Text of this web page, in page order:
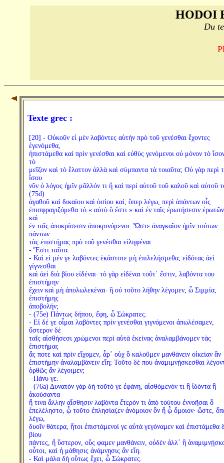
HODOI
Du
Texte grec :
[20] - Οὐκοῦν εἰ μὲν λαβόντες αὐτὴν πρὸ τοῦ γενέσθαι ἔχοντες
ἐγενόμεθα,
ἠπιστάμεθα καὶ πρὶν γενέσθαι καὶ εὐθὺς γενόμενοι οὐ μόνον τὸ
τὸ
μεῖζον καὶ τὸ ἔλαττον ἀλλὰ καὶ σύμπαντα τὰ τοιαῦτα; Οὐ γὰρ περὶ
ἴσου
νῦν ὁ λόγος ἡμῖν μᾶλλόν τι ἢ καὶ περὶ αὐτοῦ τοῦ καλοῦ καὶ αὐτοῦ
(75d)
ἀγαθοῦ καὶ δικαίου καὶ ὁσίου καί, ὅπερ λέγω, περὶ ἁπάντων οἷς
ἐπισφραγιζόμεθα τὸ « αὐτὸ ὃ ἔστι » καὶ ἐν ταῖς ἐρωτήσεσιν
καὶ
ἐν ταῖς ἀποκρίσεσιν ἀποκρινόμενοι. Ὥστε ἀναγκαῖον ἡμῖν τούτων
πάντων
τὰς ἐπιστήμας πρὸ τοῦ γενέσθαι εἰληφέναι.
- Ἔστι ταῦτα.
- Καὶ εἰ μέν γε λαβόντες ἑκάστοτε μὴ ἐπιλελήσμεθα, εἰδότας ἀεὶ
γίγνεσθαι
καὶ ἀεὶ διὰ βίου εἰδέναι· τὸ γὰρ εἰδέναι τοῦτ᾽ ἔστιν, λαβόντα του
ἐπιστήμην
ἔχειν καὶ μὴ ἀπολωλεκέναι· ἢ οὐ τοῦτο λήθην λέγομεν, ὦ Σιμμία,
ἐπιστήμης
ἀποβολήν;
- (75e) Πάντως δήπου, ἔφη, ὦ Σώκρατες.
- Εἰ δέ γε οἶμαι λαβόντες πρὶν γενέσθαι γιγνόμενοι ἀπωλέσαμεν,
ὕστερον δὲ
ταῖς αἰσθήσεσι χρώμενοι περὶ αὐτὰ ἐκείνας ἀναλαμβάνομεν τὰς
ἐπιστήμας
ἅς ποτε καὶ πρὶν εἴχομεν, ἆρ᾽ οὐχ ὃ καλοῦμεν μανθάνειν οἰκείαν ἂν
ἐπιστήμην ἀναλαμβάνειν εἴη; Τοῦτο δέ που ἀναμιμνῄσκεσθαι
ὀρθῶς ἂν λέγοιμεν;
- Πάνυ γε.
- (76a) Δυνατὸν γὰρ δὴ τοῦτό γε ἐφάνη, αἰσθόμενόν τι ἢ ἰδόντα ἢ
ἀκούσαντα
ἤ τινα ἄλλην αἴσθησιν λαβόντα ἕτερόν τι ἀπὸ τούτου ἐννοῆσαι ὃ
ἐπελέληστο, ᾧ τοῦτο ἐπλησίαζεν ἀνόμοιον ὂν ἢ ᾧ ὅμοιον· ὥστε,
λέγω,
δυοῖν θάτερα, ἤτοι ἐπιστάμενοί γε αὐτὰ γεγόναμεν καὶ ἐπιστάμεθα
βίου
πάντες, ἢ ὕστερον, οὕς φαμεν μανθάνειν, οὐδὲν ἀλλ᾽ ἢ
οὗτοι, καὶ ἡ μάθησις ἀνάμνησις ἂν εἴη.
- Καὶ μάλα δὴ οὕτως ἔχει, ὦ Σώκρατες.